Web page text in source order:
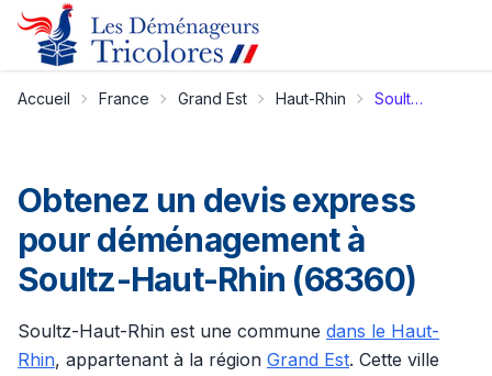
Accueil France Grand Est Haut-Rhin Soultz-Haut-Rhin
Obtenez un devis express
pour déménagement à
Soultz-Haut-Rhin (68360)
Soultz-Haut-Rhin est une commune dans le Haut-
Rhin, appartenant à la région Grand Est. Cette ville